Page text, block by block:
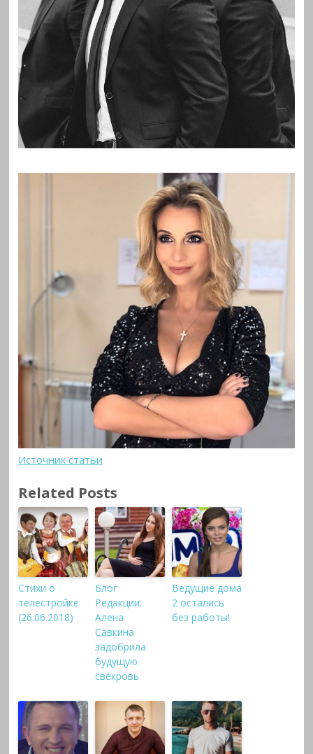
Источник статьи
Related Posts
Стихи о
телестройке
(26.06.2018)
Блог
Редакции:
Алена
Савкина
задобрила
будущую
свекровь
Ведущие дома
2 остались
без работы!